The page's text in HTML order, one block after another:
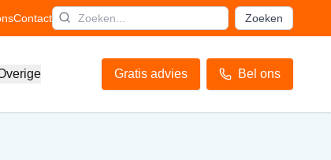
Contact Zoeken
Gratis advies Bel ons